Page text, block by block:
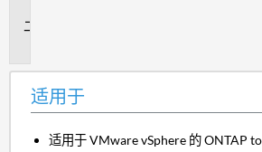
适用于
适用于 VMware vSphere 的 ONTAP